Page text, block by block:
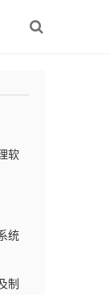
软
统
制